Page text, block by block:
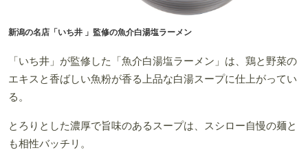
新潟の名店「いち井 」監修の魚介白湯塩ラーメン
「いち井」が監修した
「魚介白湯塩ラーメン」は、鶏と野菜の
エキスと香ばしい魚粉が香る上品な白湯スープに仕上がってい
る。
とろりとした濃厚で旨味のあるスープは、スシロー自慢の麺と
も相性バッチリ。